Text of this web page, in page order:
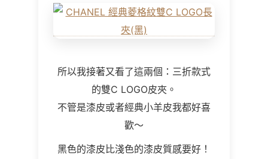
所以我接著又看了這兩個：三折款式
的雙C LOGO皮夾。
不管是漆皮或者經典小羊皮我都好喜
歡～
黑色的漆皮比淺色的漆皮質感要好！